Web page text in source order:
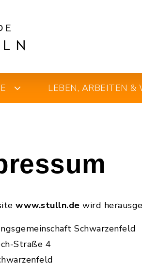
LEBEN, ARBEITEN &
www.stulln.dewird
Schwarzenfeld
Straße 4